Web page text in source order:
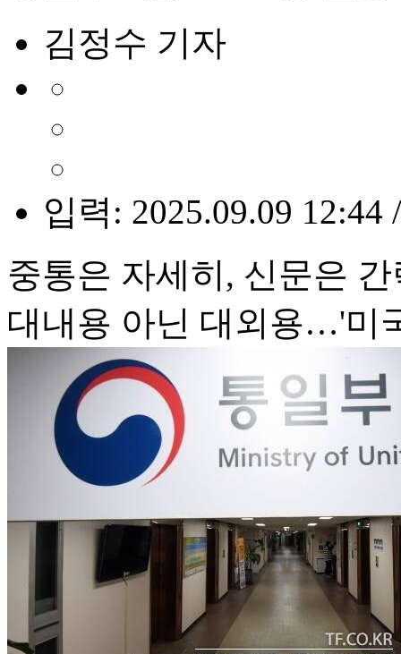
김정수 기자
입력: 2025.09.09 12:44
중통은 자세히, 신문은
대내용 아닌 대외용…'미